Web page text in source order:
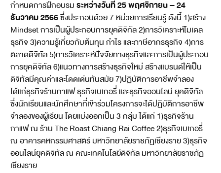
กำหนดการฝึกอบรมระหว่างวันที่ 25 พฤศจิกายน – 24
ธันวาคม 2566ซึ่งประกอบด้วย 7 หน่วยการเรียนรู้ ดังนี้ 1)สร้าง
Mindset การเป็นผู้ประกอบการยุคดิจิทัล 2)การวิเคราะห์โมเดล
ธุรกิจ 3)ความรู้เกี่ยวกับต้นทุน กำไร และภาษีอากรธุรกิจ 4)การ
ตลาดดิจิทัล 5)การวิเคราะห์ปัจจัยทางธุรกิจและการเป็นผู้ประกอบ
การยุคดิจิทัล 6)แนวทางการสร้างธุรกิจใหม่ สร้างแบรนด์ให้เป็น
ดิจิทัลมีคุณค่าและโดดเด่นทันสมัย 7)ปฏิบัติการอาชีพจำลอง
ได้แก่ธุรกิจร้านกาแฟ ธุรกิจเบเกอรี่ และธุรกิจออนไลน์ ยุคดิจิทัล
ซึ่งนักเรียนและนักศึกษาที่เข้าร่วมโครงการจะได้ปฏิบัติการอาชีพ
จำลองของผู้เรียน โดยแบ่งออกเป็น 3 กลุ่ม ได้แก่ 1)ธุรกิจร้าน
กาแฟ ณ ร้าน The Roast Chiang Rai Coffee 2)ธุรกิจเบเกอรี่
ณ อาคารคหกรรมศาสตร์ มหาวิทยาลัยราชภัฏเชียงราย 3)ธุรกิจ
ออนไลน์ยุคดิจิทัล ณ คณะเทคโนโลยีดิจิทัล มหาวิทยาลัยราชภัฏ
เชียงราย